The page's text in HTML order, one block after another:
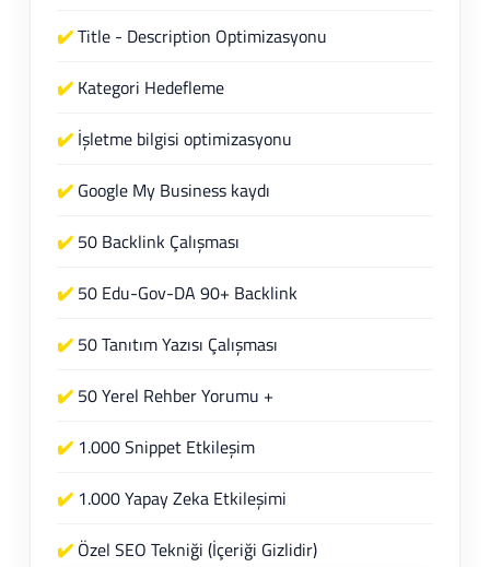
✔️Title - Description Optimizasyonu
✔️ Kategori Hedefleme
✔️ İşletme bilgisi optimizasyonu
✔️ Google My Business kaydı
✔️ 50 Backlink Çalışması
✔️ 50 Edu-Gov-DA 90+ Backlink
✔️ 50 Tanıtım Yazısı Çalışması
✔️ 50 Yerel Rehber Yorumu +
✔️ 1.000 Snippet Etkileşim
✔️ 1.000 Yapay Zeka Etkileşimi
✔️ Özel SEO Tekniği (İçeriği Gizlidir)